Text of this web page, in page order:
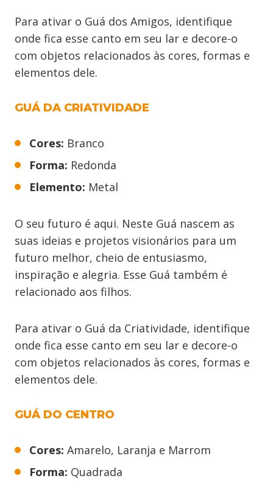
Para ativar o Guá dos Amigos, identifique
onde fica esse canto em seu lar e decore-o
com objetos relacionados às cores, formas e
elementos dele.
GUÁ DA CRIATIVIDADE
Cores: Branco
Forma: Redonda
Elemento: Metal
O seu futuro é aqui. Neste Guá nascem as
suas ideias e projetos visionários para um
futuro melhor, cheio de entusiasmo,
inspiração e alegria. Esse Guá também é
relacionado aos filhos.
Para ativar o Guá da Criatividade, identifique
onde fica esse canto em seu lar e decore-o
com objetos relacionados às cores, formas e
elementos dele.
GUÁ DO CENTRO
Cores: Amarelo, Laranja e Marrom
Forma: Quadrada